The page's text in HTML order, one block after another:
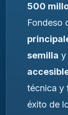
500
Fondeso
semilla y
técnica y
éxito de